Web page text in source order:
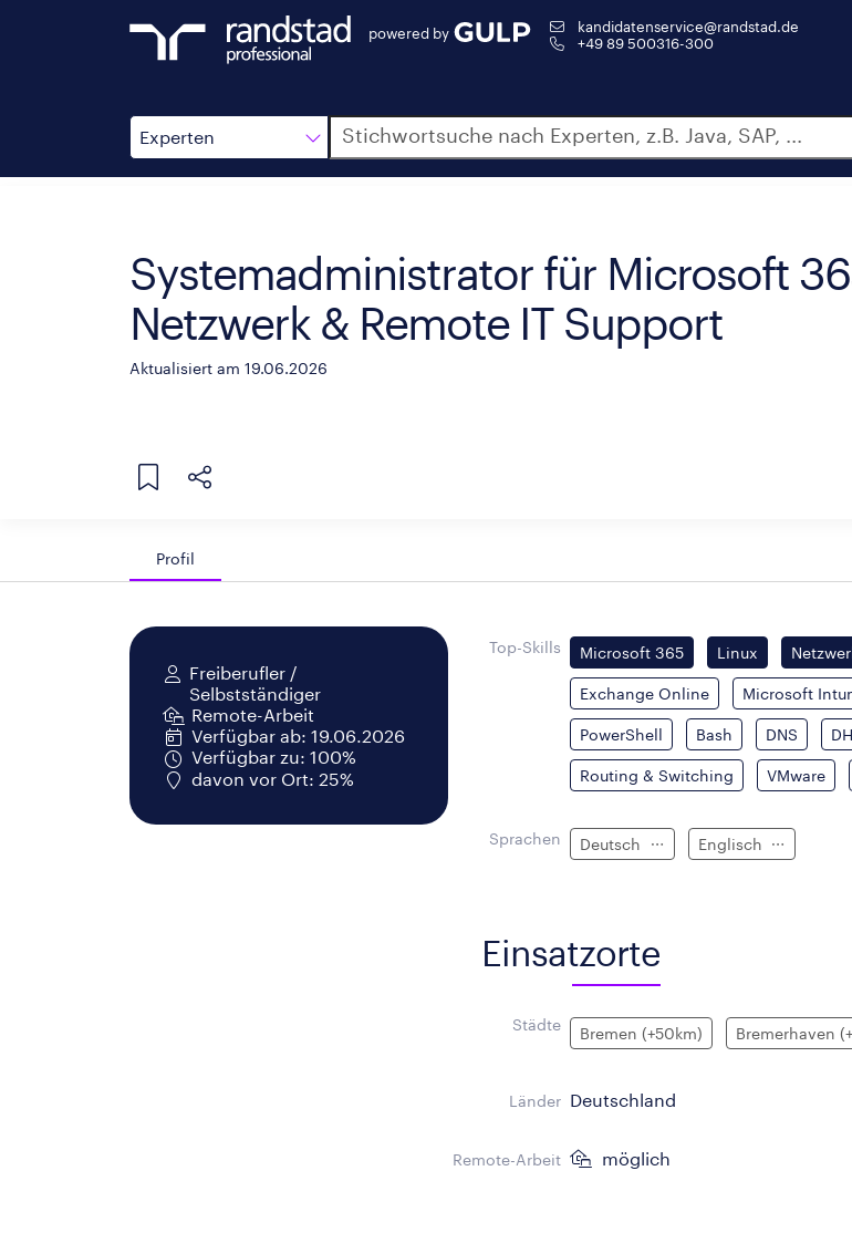
powered by
kandidatenservice@randstad.de
+49 89 500316-300
Experten
Suche
Systemadministrator für Microsoft
Netzwerk & Remote IT Support
Aktualisiert am 19.06.2026
Profil
Freiberufler /
Selbstständiger
Remote-Arbeit
Verfügbar ab: 19.06.2026
Verfügbar zu: 100%
davon vor Ort: 25%
Top-Skills Microsoft 365 Linux
Exchange Online Microsoft
PowerShell Bash DNS
Routing & Switching VMware
Sprachen Deutsch Englisch
Einsatzorte
Städte Bremen (+50km) Bremerhaven
Länder Deutschland
Remote-Arbeit möglich